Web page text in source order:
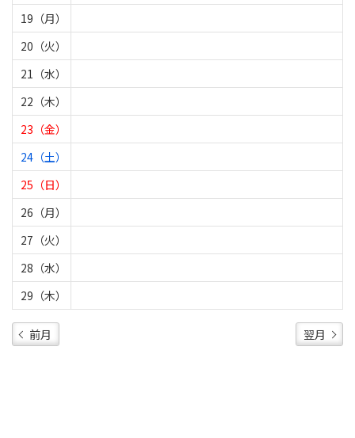
19（月）
20（火）
21（水）
22（木）
23（金）
24（土）
25（日）
26（月）
27（火）
28（水）
29（木）
前月 翌月